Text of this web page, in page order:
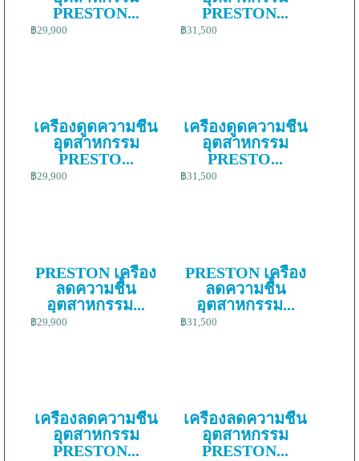
PRESTON...
฿29,900
PRESTON...
฿31,500
เครื่องดูดความชื้น
อุตสาหกรรม
PRESTO...
฿29,900
เครื่องดูดความชื้น
อุตสาหกรรม
PRESTO...
฿31,500
PRESTON เครื่อง
ลดความชื้น
อุตสาหกรรม...
฿29,900
PRESTON เครื่อง
ลดความชื้น
อุตสาหกรรม...
฿31,500
เครื่องลดความชื้น
อุตสาหกรรม
PRESTON...
เครื่องลดความชื้น
อุตสาหกรรม
PRESTON...